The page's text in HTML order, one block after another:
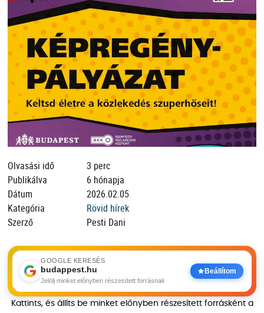
Olvasási idő
3 perc
Publikálva
6 hónapja
Dátum
2026.02.05
Kategória
Rövid hírek
Szerző
Pesti Dani
GOOGLE KERESÉS
budappest.hu
Jelölj minket előnyben részesített forrásnak
Beállítom
Kattints, és állíts be minket előnyben részesített forrásként a